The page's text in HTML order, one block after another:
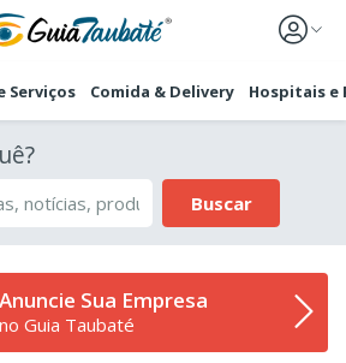
Serviços Comida & Delivery Hospitais e
Buscar
Anuncie Sua Empresa
no Guia Taubaté